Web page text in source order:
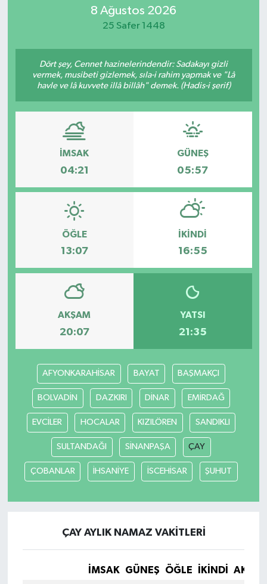
8 Ağustos 2026
25 Safer 1448
Dört şey, Cennet hazinelerindendir: Sadakayı gizli
vermek, musibeti gizlemek, sıla-i rahim yapmak ve "Lâ
havle ve lâ kuvvete illâ billâh" demek. (Hadis-i şerif)
İMSAK
04:21
GÜNEŞ
05:57
ÖĞLE
13:07
İKINDI
16:55
AKŞAM
20:07
YATSI
21:35
AFYONKARAHİSAR BAYAT BAŞMAKÇI
BOLVADİN DAZKIRI DİNAR EMİRDAĞ
EVCİLER HOCALAR KIZILÖREN SANDIKLI
SULTANDAĞI SİNANPAŞA ÇAY
ÇOBANLAR İHSANİYE İSCEHİSAR ŞUHUT
ÇAY AYLIK NAMAZ VAKITLERI
İMSAK GÜNEŞ ÖĞLE İKINDI
ÖZEL HABER
RESMİ İLANLAR
SAĞLIK
SİYASET
SOSYAL YARDIMLAR
SPONSORLU YAZI
YAŞAM